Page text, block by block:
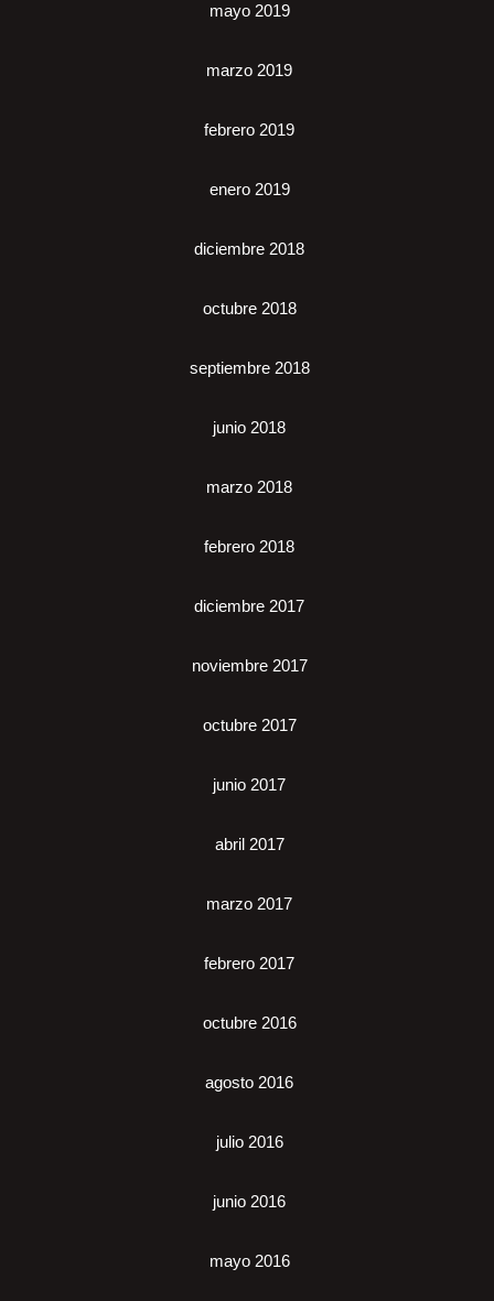
mayo 2019
marzo 2019
febrero 2019
enero 2019
diciembre 2018
octubre 2018
septiembre 2018
junio 2018
marzo 2018
febrero 2018
diciembre 2017
noviembre 2017
octubre 2017
junio 2017
abril 2017
marzo 2017
febrero 2017
octubre 2016
agosto 2016
julio 2016
junio 2016
mayo 2016